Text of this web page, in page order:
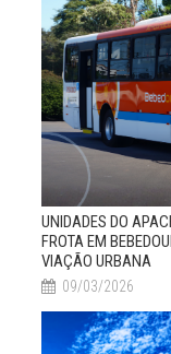
UNIDADES DO
FROTA EM
VIAÇÃO URBANA
09/03/2026